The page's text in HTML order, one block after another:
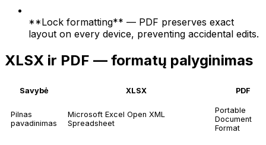
**Lock formatting** — PDF preserves exact
layout on every device, preventing accidental edits.
XLSX ir PDF — formatų palyginimas
Savybė XLSX PDF
Pilnas
pavadinimas
Microsoft Excel Open XML
Spreadsheet
Portable
Document
Format